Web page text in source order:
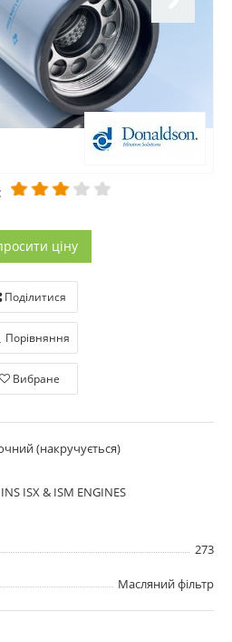
ціну
Поділитися
Порівняння
Вибране
(накручується)
ISX & ISM ENGINES
273
Масляний фільтр